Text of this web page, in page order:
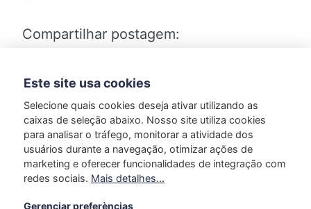
Compartilhar postagem:
Marcado em: Reforma
Este site usa cookies
Selecione quais cookies deseja ativar utilizando as
caixas de seleção abaixo. Nosso site utiliza cookies
para analisar o tráfego, monitorar a atividade dos
usuários durante a navegação, otimizar ações de
marketing e oferecer funcionalidades de integração com
redes sociais. Mais detalhes...
Gerenciar preferèncias